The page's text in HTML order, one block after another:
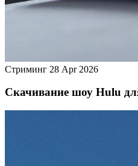
Стриминг 28 Apr 2026
Скачивание шоу Hulu